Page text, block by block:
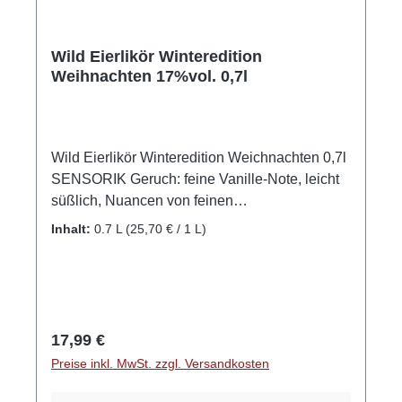
Wild Eierlikör Winteredition
Weihnachten 17%vol. 0,7l
Wild Eierlikör Winteredition Weichnachten 0,7l
SENSORIK Geruch: feine Vanille-Note, leicht
süßlich, Nuancen von feinen
Weihnachtsgewürzen, zimitig-schokoladig
Weihnachtsedition, der den wilden Geist
unserer urigen Heimat in sich trägt. Beste
Inhalt: 0.7 L (25,70 € / 1 L)
Regulärer Preis:
17,99 €
Preise inkl. MwSt. zzgl. Versandkosten